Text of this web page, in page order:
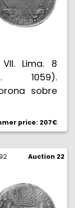
Lima. 8
1059).
sobre
JP 1823,
Muy buen
price: 207€
Auction 22